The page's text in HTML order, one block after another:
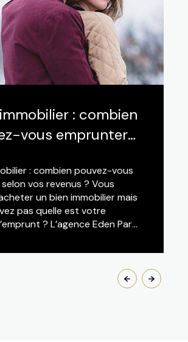
: combien
vous emprunter
: combien pouvez-vous
vos revenus ? Vous
un bien immobilier mais
pas quelle est votre
? L’agence Eden Park
pour l’estimer ! Détermin...
LIRE CETTE ACTU